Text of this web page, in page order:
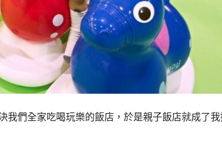
我們全家吃喝玩樂的飯店，於是親子飯店就成了我